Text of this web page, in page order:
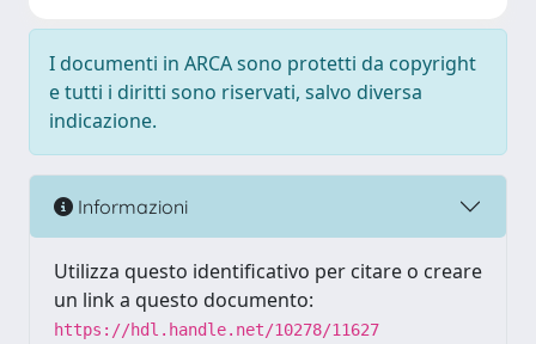
I documenti in ARCA sono protetti da copyright
e tutti i diritti sono riservati, salvo diversa
indicazione.
Informazioni
Utilizza questo identificativo per citare o creare
un link a questo documento:
https://hdl.handle.net/10278/11627